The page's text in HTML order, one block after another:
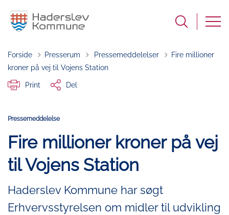
Forside Presserum Tilbage til
Pressemeddelelser
Fire millioner
kroner på vej til Vojens Station
Print Del
Pressemeddelelse
Fire millioner kroner på vej
til Vojens Station
Haderslev Kommune har søgt
Erhvervsstyrelsen om midler til udvikling